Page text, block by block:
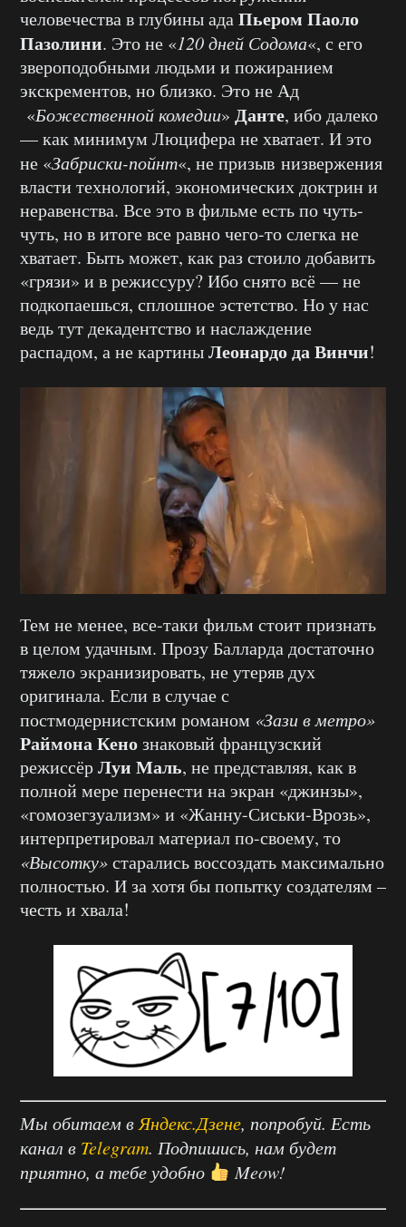
человечества в глубины адаПьером Паоло
Пазолини. Это не «120 дней Содома«, с его
звероподобными людьми и пожиранием
экскрементов, но близко. Это не Ад
«Божественной комедии» Данте, ибо далеко
— как минимум Люцифера не хватает. И это
не «Забриски-пойнт«, не призыв низвержения
власти технологий, экономических доктрин и
неравенства. Все это в фильме есть по чуть-
чуть, но в итоге все равно чего-то слегка не
хватает. Быть может, как раз стоило добавить
«грязи» и в режиссуру? Ибо снято всё — не
подкопаешься, сплошное эстетство. Но у нас
ведь тут декадентство и наслаждение
распадом, а не картиныЛеонардо да Винчи!
Тем не менее, все-таки фильм стоит признать
в целом удачным. Прозу Балларда достаточно
тяжело экранизировать, не утеряв дух
оригинала. Если в случае с
постмодернистским романом «Зази в метро»
Раймона Кенознаковый французский
режиссёрЛуи Маль, не представляя, как в
полной мере перенести на экран «джинзы»,
«гомозегзуализм» и «Жанну-Сиськи-Врозь»,
интерпретировал материал по-своему, то
«Высотку»старались воссоздать максимально
полностью. И за хотя бы попытку создателям –
честь и хвала!
Мы обитаем в Яндекс.Дзене, попробуй. Есть
канал в Telegram. Подпишись, нам будет
приятно, а тебе удобно
Meow!